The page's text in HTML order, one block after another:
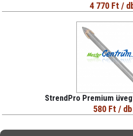
4 770 Ft /
StrendPro Premium
580 Ft / db